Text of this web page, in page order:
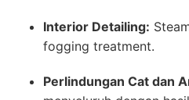
Interior Detailing:
fogging treatment.
Perlindungan Cat dan